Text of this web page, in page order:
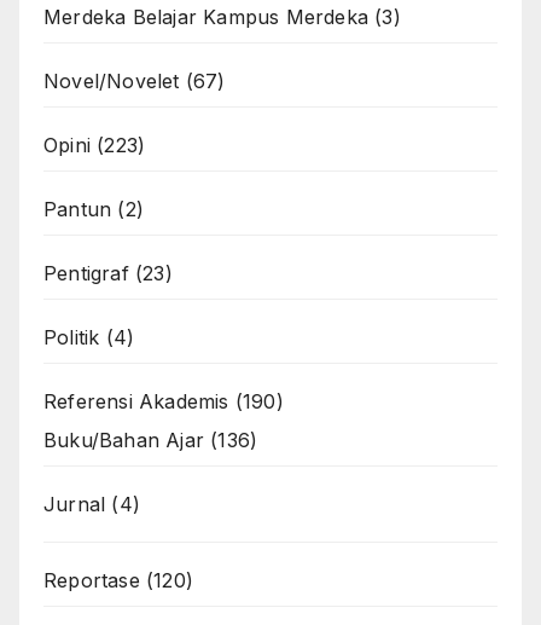
Merdeka Belajar Kampus Merdeka (3)
Novel/Novelet (67)
Opini (223)
Pantun (2)
Pentigraf(23)
Politik (4)
Referensi Akademis (190)
Buku/Bahan Ajar (136)
Jurnal (4)
Reportase (120)